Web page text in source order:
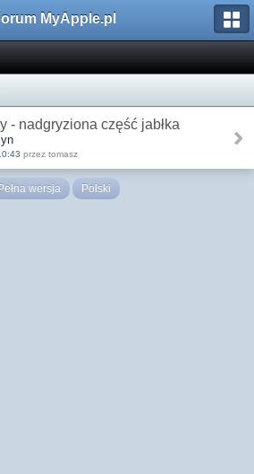
MyApple.pl
- nadgryziona część jabłka
przez tomasz
Pełna wersja Polski